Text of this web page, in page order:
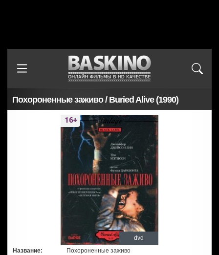
Похороненные заживо / Buried Alive (1990)
dvd
Название:
Похороненные заживо